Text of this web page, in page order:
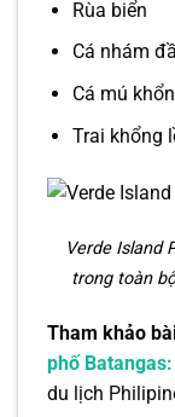
Rùa biển
Cá nhám
Cá mú
Trai khổng
Verde Island
trong toàn
Tham khảo
phố
du lịch